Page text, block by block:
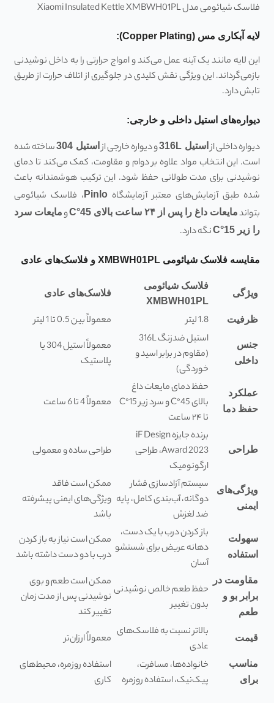
فلاسک شیائومی مدل Xiaomi Insulated Kettle XMBWH01PL
لایه آبکاری مس (Copper Plating):
این لایه مانند یک آینه عمل می‌کند و امواج حرارتی را به داخل نوشیدنی
بازمی‌گرداند. این ویژگی نقش کلیدی در جلوگیری از اتلاف حرارت از طریق
تابش دارد.
دیواره‌های استیل داخلی و خارجی:
دیواره داخلی از استیل 316 L و دیواره خارجی از استیل 304
ساخته شده
است. این انتخاب مواد علاوه بر دوام و مقاومت، کمک می‌کند تا دمای
نوشیدنی برای مدت طولانی حفظ شود. این ترکیب هوشمندانه باعث
شده طبق آزمایش‌های معتبر آزمایشگاه Pinlo ، فلاسک شیائومی
بتواندمایعات داغ را پس از ۲۴ ساعت بالای 45 °C ومایعات سرد
را زیر 15
°C نگه دارد.
مقایسه فلاسک شیائومی XMBWH01PL و فلاسک‌های عادی
ویژگی
فلاسک شیائومی
XMBWH01PL
فلاسک‌های عادی
ظرفیت 1.8 لیتر معمولاً بین 0.5 تا 1 لیتر
جنس
داخلی
استیل ضدزنگ 316L
(مقاوم در برابر اسید و
خوردگی)
معمولاً استیل 304 یا
پلاستیک
عملکرد
حفظ دما
حفظ دمای مایعات داغ
بالای 45°C و سرد زیر 15°C
تا ۲۴ ساعت
معمولاً 4 تا 6 ساعت
طراحی
برنده جایزه iF Design
Award 2023، طراحی
ارگونومیک
طراحی ساده و معمولی
ویژگی‌های
ایمنی
سیستم آزادسازی فشار
دوگانه، آب‌بندی کامل، پایه
ضد لغزش
ممکن است فاقد
ویژگی‌های ایمنی پیشرفته
باشد
سهولت
استفاده
باز کردن درب با یک دست،
دهانه عریض برای شستشو
آسان
ممکن است نیاز به باز کردن
درب با دو دست داشته باشد
مقاومت در
برابر بو و
طعم
حفظ طعم خالص نوشیدنی
بدون تغییر
ممکن است طعم و بوی
نوشیدنی پس از مدت زمان
تغییر کند
قیمت
بالاتر نسبت به فلاسک‌های
عادی
معمولاً ارزان‌تر
مناسب
برای
خانواده‌ها، مسافرت،
پیک‌نیک، استفاده روزمره
استفاده روزمره، محیط‌های
کاری